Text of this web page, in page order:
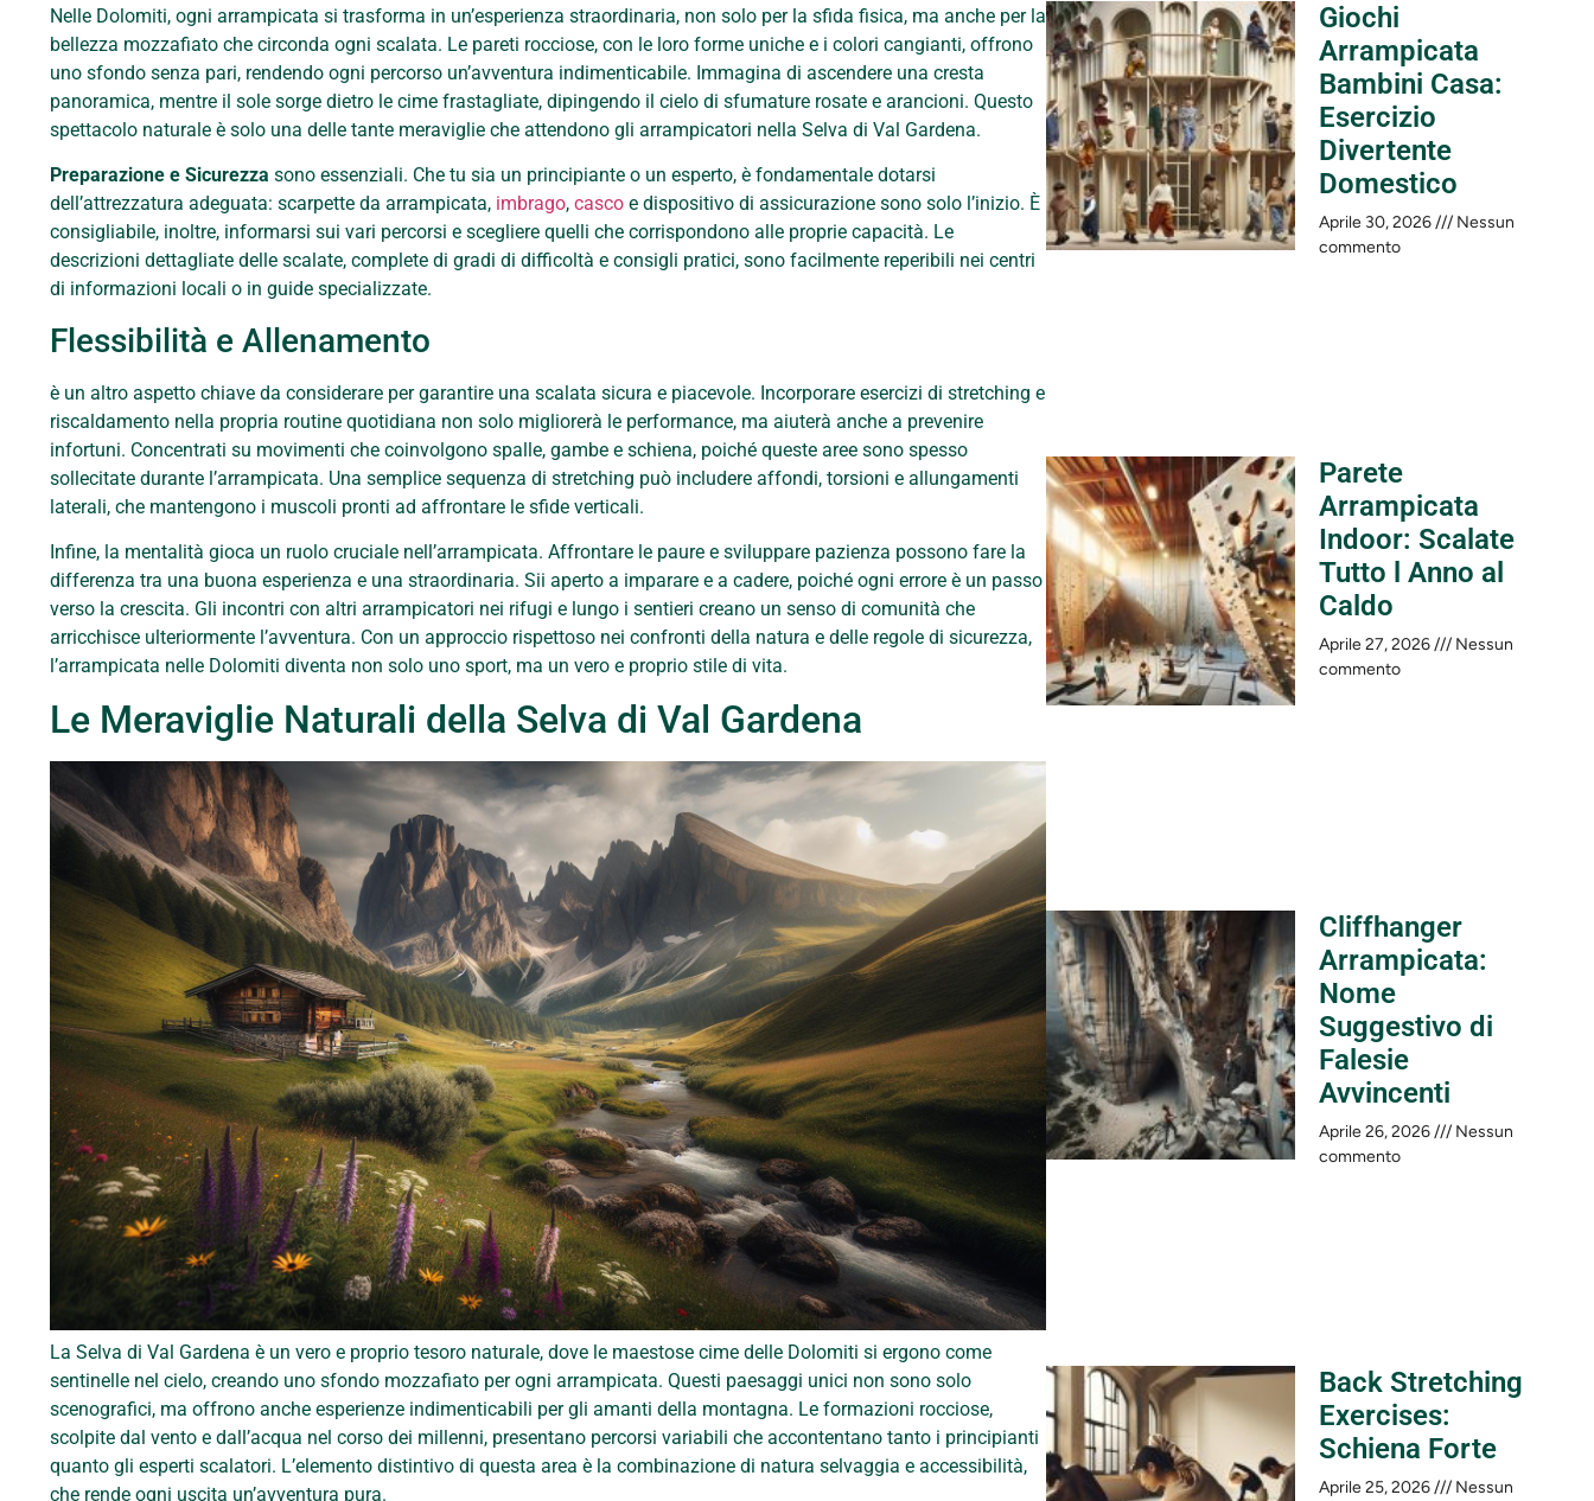
Nelle Dolomiti, ogni arrampicata si trasforma in un’esperienza straordinaria, non solo per la sfida fisica, ma anche per la
bellezza mozzafiato che circonda ogni scalata. Le pareti rocciose, con le loro forme uniche e i colori cangianti, offrono
uno sfondo senza pari, rendendo ogni percorso un’avventura indimenticabile. Immagina di ascendere una cresta
panoramica, mentre il sole sorge dietro le cime frastagliate, dipingendo il cielo di sfumature rosate e arancioni. Questo
spettacolo naturale è solo una delle tante meraviglie che attendono gli arrampicatori nella Selva di Val Gardena.
Preparazione e Sicurezza sono essenziali. Che tu sia un principiante o un esperto, è fondamentale dotarsi
dell’attrezzatura adeguata: scarpette da arrampicata, imbrago, casco e dispositivo di assicurazione sono solo l’inizio. È
consigliabile, inoltre, informarsi sui vari percorsi e scegliere quelli che corrispondono alle proprie capacità. Le
descrizioni dettagliate delle scalate, complete di gradi di difficoltà e consigli pratici, sono facilmente reperibili nei centri
di informazioni locali o in guide specializzate.
Flessibilità e Allenamento
è un altro aspetto chiave da considerare per garantire una scalata sicura e piacevole. Incorporare esercizi di stretching e
riscaldamento nella propria routine quotidiana non solo migliorerà le performance, ma aiuterà anche a prevenire
infortuni. Concentrati su movimenti che coinvolgono spalle, gambe e schiena, poiché queste aree sono spesso
sollecitate durante l’arrampicata. Una semplice sequenza di stretching può includere affondi, torsioni e allungamenti
laterali, che mantengono i muscoli pronti ad affrontare le sfide verticali.
Infine, la mentalità gioca un ruolo cruciale nell’arrampicata. Affrontare le paure e sviluppare pazienza possono fare la
differenza tra una buona esperienza e una straordinaria. Sii aperto a imparare e a cadere, poiché ogni errore è un passo
verso la crescita. Gli incontri con altri arrampicatori nei rifugi e lungo i sentieri creano un senso di comunità che
arricchisce ulteriormente l’avventura. Con un approccio rispettoso nei confronti della natura e delle regole di sicurezza,
l’arrampicata nelle Dolomiti diventa non solo uno sport, ma un vero e proprio stile di vita.
Le Meraviglie Naturali della Selva di Val Gardena
La Selva di Val Gardena è un vero e proprio tesoro naturale, dove le maestose cime delle Dolomiti si ergono come
sentinelle nel cielo, creando uno sfondo mozzafiato per ogni arrampicata. Questi paesaggi unici non sono solo
scenografici, ma offrono anche esperienze indimenticabili per gli amanti della montagna. Le formazioni rocciose,
scolpite dal vento e dall’acqua nel corso dei millenni, presentano percorsi variabili che accontentano tanto i principianti
quanto gli esperti scalatori. L’elemento distintivo di questa area è la combinazione di natura selvaggia e accessibilità,
che rende ogni uscita un’avventura pura.
Giochi
Arrampicata
Bambini Casa:
Esercizio
Divertente
Domestico
Aprile 30, 2026
Nessun
commento
Parete
Arrampicata
Indoor: Scalate
Tutto l Anno al
Caldo
Aprile 27, 2026
Nessun
commento
Cliffhanger
Arrampicata:
Nome
Suggestivo di
Falesie
Avvincenti
Aprile 26, 2026
Nessun
commento
Back Stretching
Exercises:
Schiena Forte
Aprile 25, 2026 Nessun